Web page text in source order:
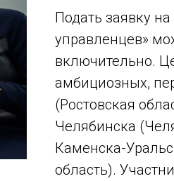
Подать заявку
управленцев»
включительно.
амбициозных,
(Ростовская
Челябинска
Каменска-
область).